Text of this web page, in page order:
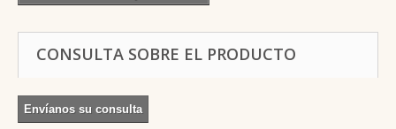
CONSULTA SOBRE EL PRODUCTO
Envíanos su consulta